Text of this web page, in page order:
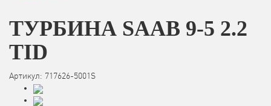
ТУРБИНА SAAB 9-5 2.2
TID
Артикул: 717626-5001S